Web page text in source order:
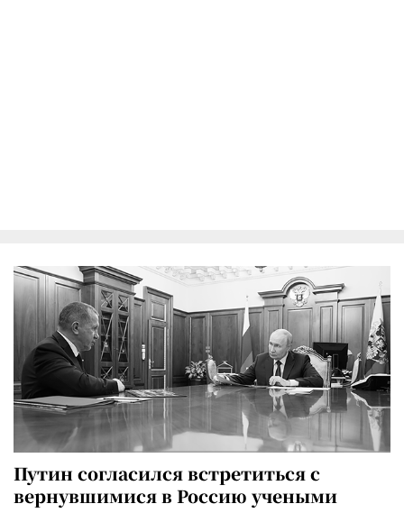
Путин согласился встретиться с
вернувшимися в Россию учеными